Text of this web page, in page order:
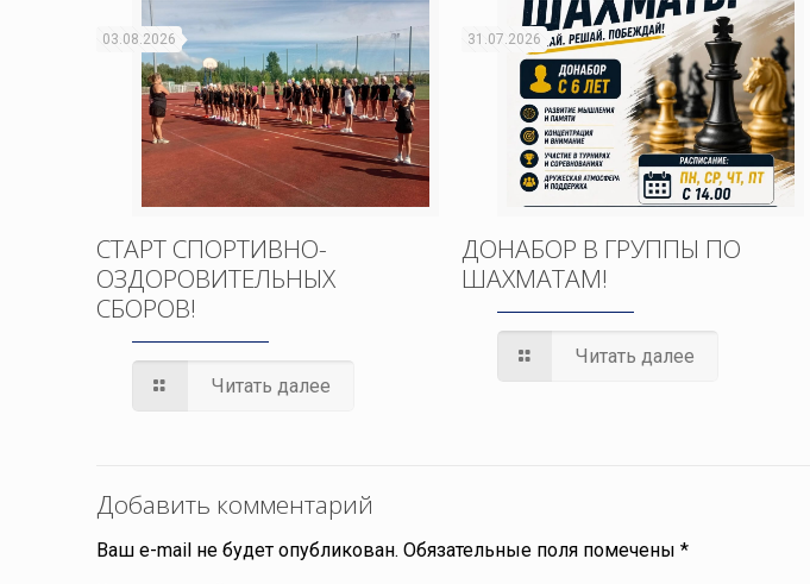
03.08.2026
СТАРТ СПОРТИВНО-
ОЗДОРОВИТЕЛЬНЫХ
СБОРОВ!
Читать далее
31.07.2026
ДОНАБОР В ГРУППЫ ПО
ШАХМАТАМ!
Читать далее
Добавить комментарий
Ваш e-mail не будет опубликован. Обязательные поля помечены*